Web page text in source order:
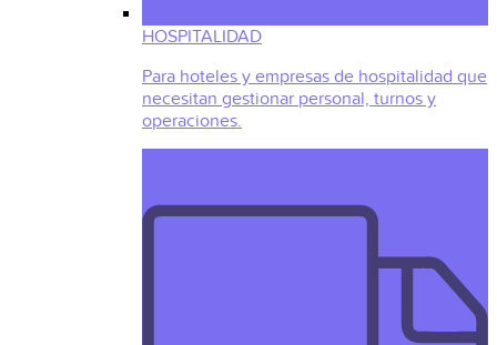
HOSPITALIDAD
Para hoteles y empresas de hospitalidad que
necesitan gestionar personal, turnos y
operaciones.